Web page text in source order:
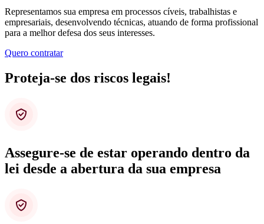
Representamos sua empresa em processos cíveis, trabalhistas e
empresariais, desenvolvendo técnicas, atuando de forma profissional
para a melhor defesa dos seus interesses.
Quero contratar
Proteja-se dos riscos legais!
Assegure-se de estar operando dentro da
lei desde a abertura da sua empresa